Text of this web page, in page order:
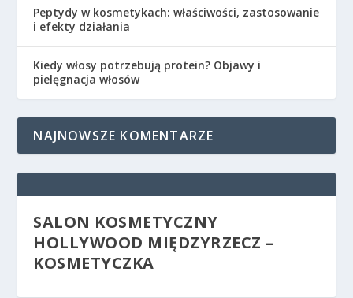
Peptydy w kosmetykach: właściwości, zastosowanie
i efekty działania
Kiedy włosy potrzebują protein? Objawy i
pielęgnacja włosów
NAJNOWSZE KOMENTARZE
SALON KOSMETYCZNY
HOLLYWOOD MIĘDZYRZECZ –
KOSMETYCZKA